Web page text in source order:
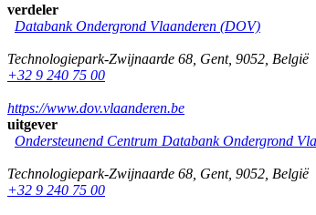
verdeler
Databank Ondergrond Vlaanderen (DOV)
Technologiepark-Zwijnaarde 68 Gent, 9052 België
+32 9 240 75 00
https://www.dov.vlaanderen.be
uitgever
Ondersteunend Centrum Databank Ondergrond
Technologiepark-Zwijnaarde 68 Gent, 9052 België
+32 9 240 75 00